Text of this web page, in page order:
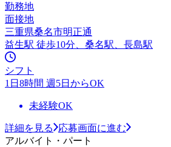
勤務地
面接地
三重県桑名市明正通
益生駅 徒歩10分、桑名駅、長島駅
シフト
1日8時間 週5日からOK
未経験OK
詳細を見る
応募画面に進む
アルバイト・パート